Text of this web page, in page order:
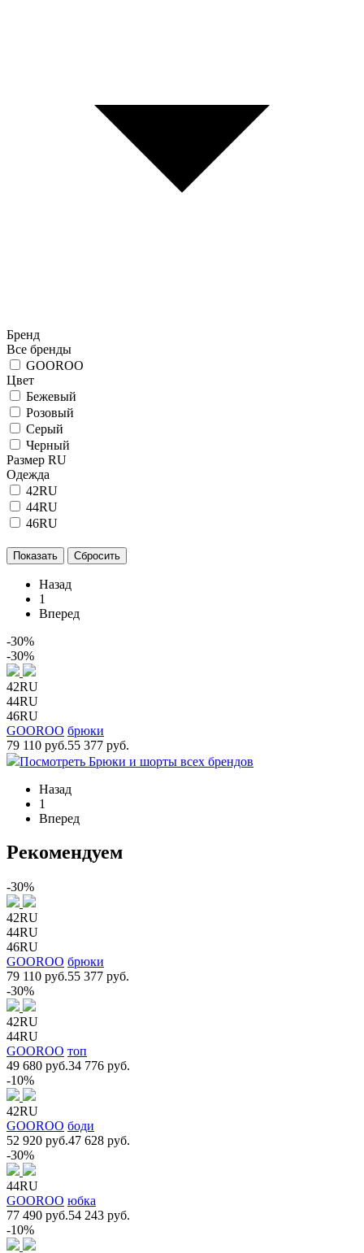
Бренд
Все бренды
GOOROO
Цвет
Бежевый
Розовый
Серый
Черный
Размер RU
Одежда
42RU
44RU
46RU
Назад
1
Вперед
-30%
-30%
42RU
44RU
46RU
GOOROO брюки
79 110 руб.55 377 руб.
Посмотреть Брюки и шорты всех брендов
Назад
1
Вперед
Рекомендуем
-30%
42RU
44RU
46RU
GOOROO брюки
79 110 руб.55 377 руб.
-30%
42RU
44RU
GOOROO топ
49 680 руб.34 776 руб.
-10%
42RU
GOOROO боди
52 920 руб.47 628 руб.
-30%
44RU
GOOROO юбка
77 490 руб.54 243 руб.
-10%